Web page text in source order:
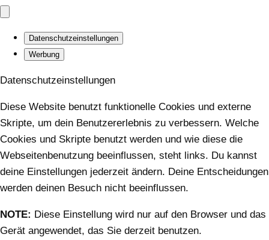
Datenschutzeinstellungen
Werbung
Datenschutzeinstellungen
Diese Website benutzt funktionelle Cookies und externe
Skripte, um dein Benutzererlebnis zu verbessern. Welche
Cookies und Skripte benutzt werden und wie diese die
Webseitenbenutzung beeinflussen, steht links. Du kannst
deine Einstellungen jederzeit ändern. Deine Entscheidungen
werden deinen Besuch nicht beeinflussen.
NOTE: Diese Einstellung wird nur auf den Browser und das
Gerät angewendet, das Sie derzeit benutzen.